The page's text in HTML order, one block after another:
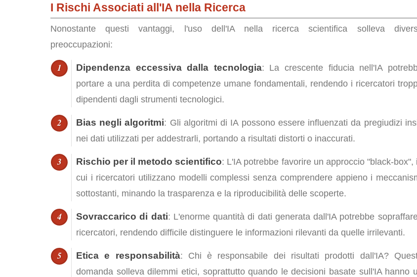
I Rischi Associati all'IA nella Ricerca
Nonostante questi vantaggi, l'uso dell'IA nella ricerca scientifica solleva
preoccupazioni:
Dipendenza eccessiva dalla tecnologia: La crescente fiducia nell'IA
portare a una perdita di competenze umane fondamentali, rendendo i ricercatori
dipendenti dagli strumenti tecnologici.
Bias negli algoritmi: Gli algoritmi di IA possono essere influenzati da pregiudizi
nei dati utilizzati per addestrarli, portando a risultati distorti o inaccurati.
Rischio per il metodo scientifico: L'IA potrebbe favorire un approccio "black-box",
cui i ricercatori utilizzano modelli complessi senza comprendere appieno i
sottostanti, minando la trasparenza e la riproducibilità delle scoperte.
Sovraccarico di dati: L'enorme quantità di dati generata dall'IA potrebbe
ricercatori, rendendo difficile distinguere le informazioni rilevanti da quelle irrilevanti.
Etica e responsabilità: Chi è responsabile dei risultati prodotti dall'IA?
domanda solleva dilemmi etici, soprattutto quando le decisioni basate sull'IA hanno